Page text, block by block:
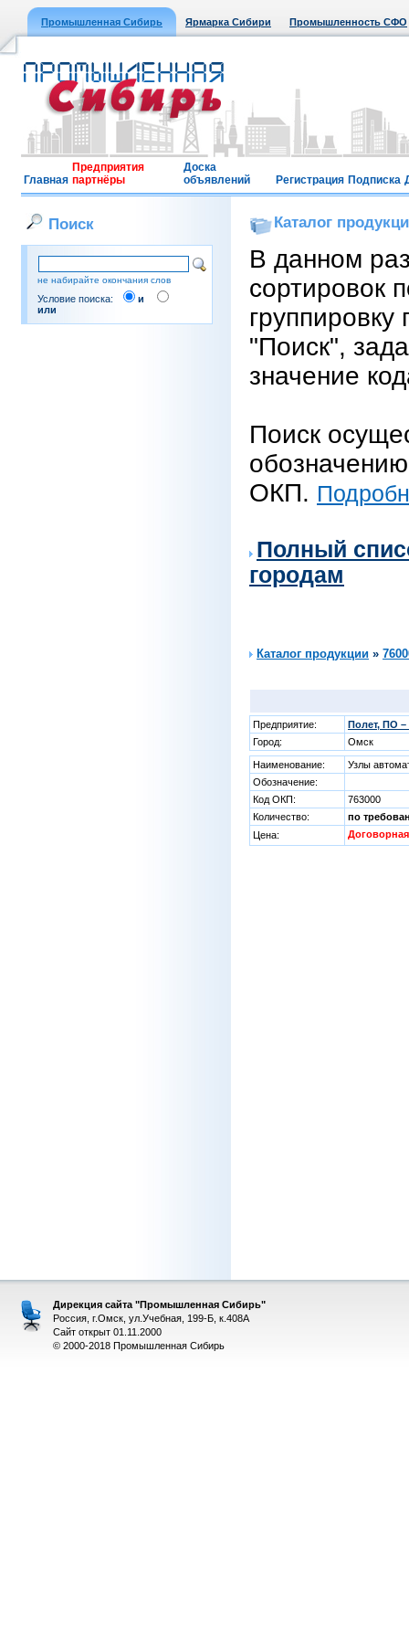
Промышленная Сибирь Ярмарка Сибири Промышленность СФО
Главная
Предприятия
партнёры
Доска
объявлений
Регистрация Подписка
Поиск
не набирайте окончания слов
Условие поиска:
и
или
Каталог
В данном
сортировок
"Поиск",
значение
Поиск
ОКП.
Полный
городам
Каталог продукции »
Предприятие:
Полет, ПО
Город:
Омск
Наименование:
Узлы
Обозначение:
Код ОКП:
763000
Количество:
по
Цена:
Договорная
Дирекция сайта "Промышленная Сибирь"
Россия, г.Омск, ул.Учебная, 199-Б, к.408А
Сайт открыт 01.11.2000
© 2000-2018 Промышленная Сибирь